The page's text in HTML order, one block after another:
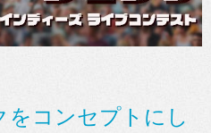
をコンセプトにし